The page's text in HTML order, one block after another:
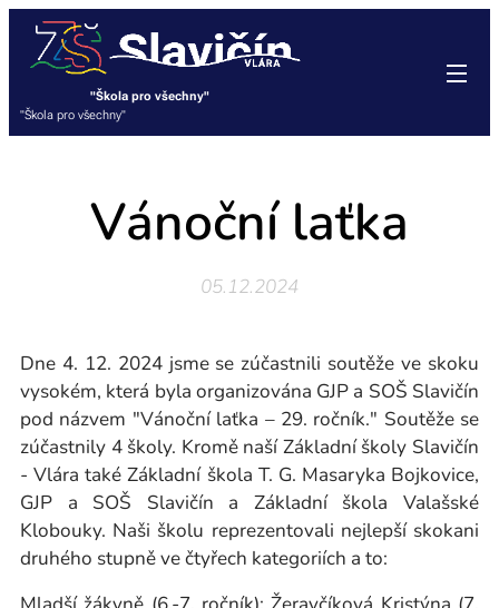
"Škola pro všechny"
"Škola pro všechny"
Vánoční laťka
05.12.2024
Dne 4. 12. 2024 jsme se zúčastnili soutěže ve skoku
vysokém, která byla organizována GJP a SOŠ Slavičín
pod názvem "Vánoční laťka – 29. ročník." Soutěže se
zúčastnily 4 školy. Kromě naší Základní školy Slavičín
- Vlára také Základní škola T. G. Masaryka Bojkovice,
GJP a SOŠ Slavičín a Základní škola Valašské
Klobouky. Naši školu reprezentovali nejlepší skokani
druhého stupně ve čtyřech kategoriích a to: